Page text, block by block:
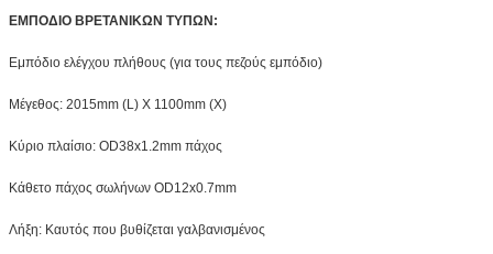
ΕΜΠΟΔΙΟ ΒΡΕΤΑΝΙΚΩΝ ΤΥΠΩΝ:
Εμπόδιο ελέγχου πλήθους (για τους πεζούς εμπόδιο)
Μέγεθος: 2015mm (L) Χ 1100mm (Χ)
Κύριο πλαίσιο: OD38x1.2mm πάχος
Κάθετο πάχος σωλήνων OD12x0.7mm
Λήξη: Καυτός που βυθίζεται γαλβανισμένος